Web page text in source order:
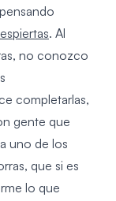
. Al
no conozco
completarlas,
gente que
uno de los
que si es
lo que